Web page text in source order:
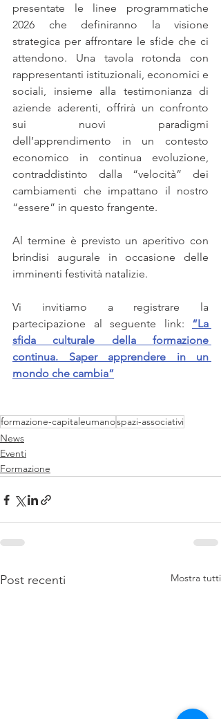
presentate le linee programmatiche
2026 che definiranno la visione
strategica per affrontare le sfide che ci
attendono. Una tavola rotonda con
rappresentanti istituzionali, economici e
sociali, insieme alla testimonianza di
aziende aderenti, offrirà un confronto
sui nuovi paradigmi
dell’apprendimento in un contesto
economico in continua evoluzione,
contraddistinto dalla “velocità” dei
cambiamenti che impattano il nostro
“essere” in questo frangente.
Al termine è previsto un aperitivo con
brindisi augurale in occasione delle
imminenti festività natalizie.
Vi invitiamo a registrare la
partecipazione al seguente link: “La
sfida culturale della formazione
continua. Saper apprendere in un
mondo che cambia”
formazione-capitaleumanospazi-associativi
News
Eventi
Formazione
Post recenti Mostra tutti